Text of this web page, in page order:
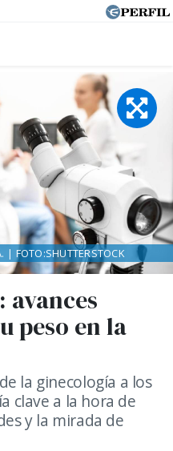
avances
peso en la
la ginecología a los
clave a la hora de
y la mirada de
| FOTO:SHUTTERSTOCK